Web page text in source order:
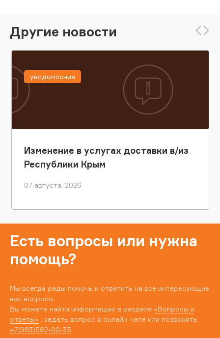
Другие новости
Изменение в услугах доставки в/из
Республики Крым
07 августа, 2026
уведомления
Есть вопросы или нужна
помощь?
Мы всегда рады помочь и ответить на все интересующие
вас вопросы.
Вы можете найти информацию в разделе «Вопросы и
ответы» , задать вопрос в онлайн-чате или позвонить
+7(903)582-00-35